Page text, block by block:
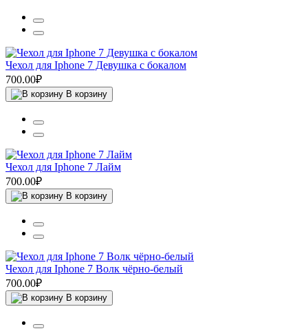
Чехол для Iphone 7 Девушка с бокалом
700.00₽
В корзину
Чехол для Iphone 7 Лайм
700.00₽
В корзину
Чехол для Iphone 7 Волк чёрно-белый
700.00₽
В корзину